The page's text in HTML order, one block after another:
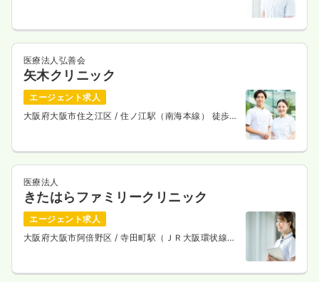
医療法人弘善会
矢木クリニック
エージェント求人
大阪府大阪市住之江区 / 住ノ江駅（南海本線） 徒歩4
医療法人
きたはらファミリークリニック
エージェント求人
大阪府大阪市阿倍野区 / 寺田町駅（ＪＲ大阪環状線）